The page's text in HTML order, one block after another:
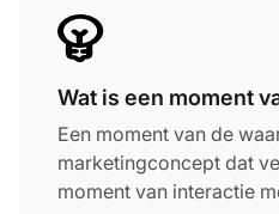
Wat is een moment
Een moment van de
marketingconcept dat
moment van interactie